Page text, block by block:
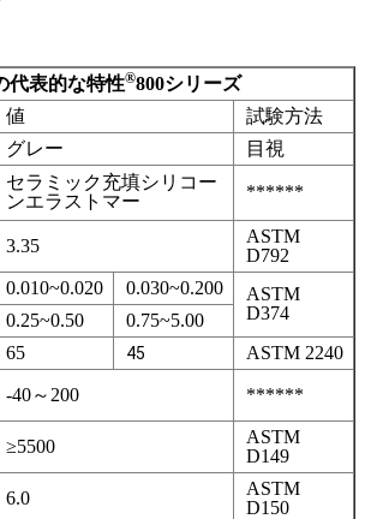
代表的な特性®800シリーズ
値
試験方法
グレー 目視
セラミック充填シリコー
ンエラストマー
******
3.35
ASTM
D792
0.010~0.020 0.030~0.200
ASTM
D374
0.25~0.50
0.75~5.00
65 45
ASTM 2240
-40～200 ******
≥5500
ASTM
D149
6.0
ASTM
D150